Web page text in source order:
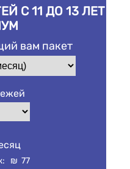
С 11 ДО 13 ЛЕТ
вам пакет
₪ 77